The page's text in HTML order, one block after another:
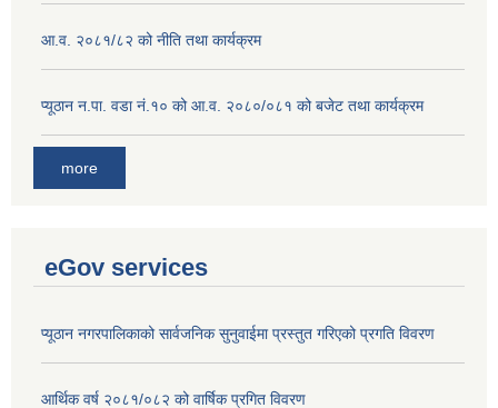
आ.व. २०८१/८२ को नीति तथा कार्यक्रम
प्यूठान न.पा. वडा नं.१० को आ.व. २०८०/०८१ को बजेट तथा कार्यक्रम
more
eGov services
प्यूठान नगरपालिकाको सार्वजनिक सुनुवाईमा प्रस्तुत गरिएको प्रगति विवरण
आर्थिक वर्ष २०८१/०८२ को वार्षिक प्रगित विवरण